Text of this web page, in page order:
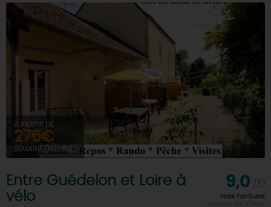
À PARTIR DE
276€
SEMAINE (MEUBLÉ)
Entre Guédelon et Loire à
vélo
9,0
Note FairGuest